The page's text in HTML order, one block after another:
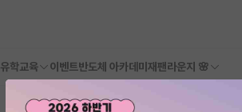
유학교육 이벤트반도체 아카데미 재팬라운지 🌸